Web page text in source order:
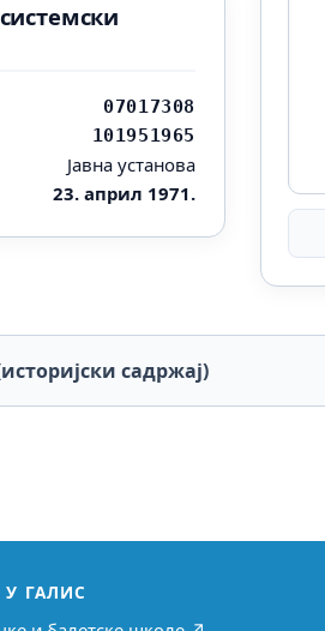
07017308
101951965
Јавна установа
23. април 1971.
садржај)
У ГАЛИС